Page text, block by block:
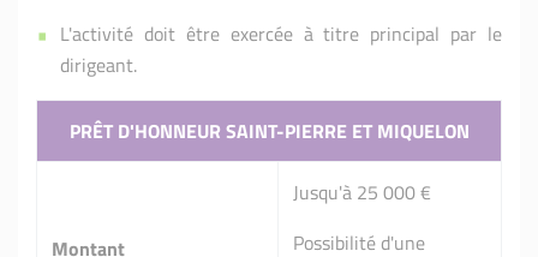
L'activité doit être exercée à titre principal par le
dirigeant.
PRÊT D'HONNEUR SAINT-PIERRE ET MIQUELON
Montant
Jusqu'à 25 000 €
Possibilité d'une